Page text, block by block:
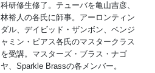
科研修生修了。テューバを亀山吉彦、
林裕人の各氏に師事。アーロンティン
ダル、デイビッド・ザンボン、ベンジ
ャミン・ピアス各氏のマスタークラス
を受講。マスターズ・ブラス・ナゴ
ヤ、Sparkle Brassの各メンバー。